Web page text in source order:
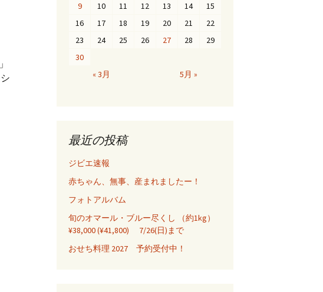
」
« 3月 5月 »
9
10 11 12 13 14
15
16
17 18 19 20 21
22
23
24 25 26 27 28
29
30
最近の投稿
ジビエ速報
赤ちゃん、無事、産まれましたー！
フォトアルバム
旬のオマール・ブルー尽くし （約1kg）
¥38,000 (¥41,800) 7/26(日)まで
おせち料理 2027 予約受付中！